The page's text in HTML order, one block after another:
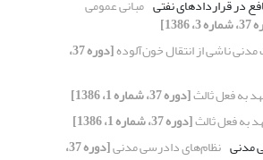
در قراردادهای نفتی مبانی عمومی
1386]
ناشی از انتقال خون‌آلوده [دوره 37،
به فعل ثالث[دوره 37، شماره 1، 1386]
به فعل ثالث[دوره 37، شماره 1، 1386]
مدنی نظام‌های دادرسی مدنی [دوره 37،